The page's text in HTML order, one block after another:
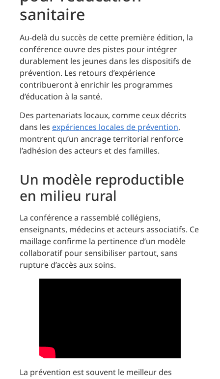
sanitaire
Au-delà du succès de cette première édition, la
conférence ouvre des pistes pour intégrer
durablement les jeunes dans les dispositifs de
prévention. Les retours d’expérience
contribueront à enrichir les programmes
d’éducation à la santé.
Des partenariats locaux, comme ceux décrits
dans les expériences locales de prévention,
montrent qu’un ancrage territorial renforce
l’adhésion des acteurs et des familles.
Un modèle reproductible
en milieu rural
La conférence a rassemblé collégiens,
enseignants, médecins et acteurs associatifs. Ce
maillage confirme la pertinence d’un modèle
collaboratif pour sensibiliser partout, sans
rupture d’accès aux soins.
La prévention est souvent le meilleur des